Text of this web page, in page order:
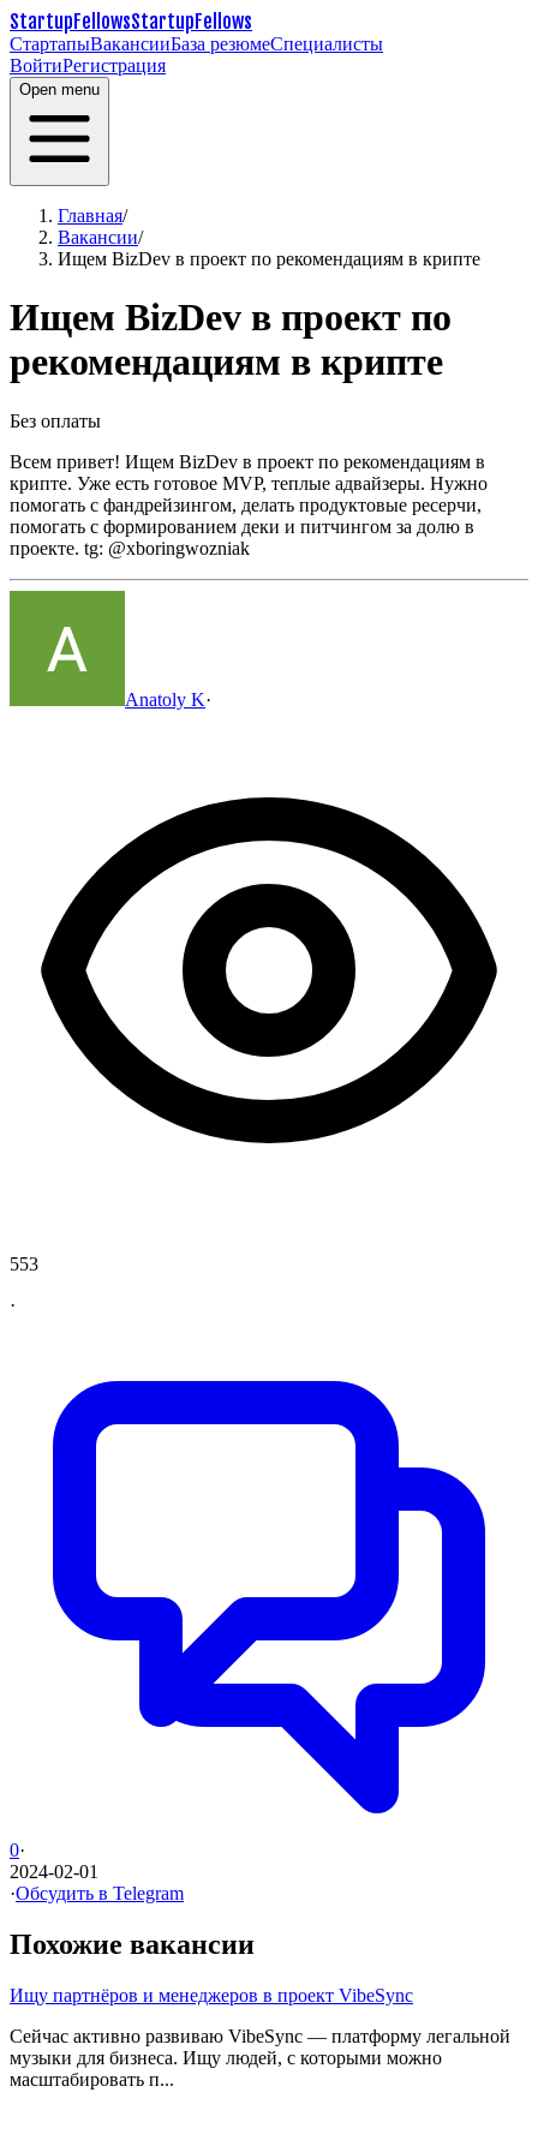
StartupFellowsStartupFellows
СтартапыВакансииБаза резюмеСпециалисты
ВойтиРегистрация
Open menu
Главная/
Вакансии/
Ищем BizDev в проект по рекомендациям в крипте
Ищем BizDev в проект по
рекомендациям в крипте
Без оплаты
Всем привет! Ищем BizDev в проект по рекомендациям в
крипте. Уже есть готовое MVP, теплые адвайзеры. Нужно
помогать с фандрейзингом, делать продуктовые ресерчи,
помогать с формированием деки и питчингом за долю в
проекте. tg: @xboringwozniak
Anatoly K·
553
·
0·
2024-02-01
·Обсудить в Telegram
Похожие вакансии
Ищу партнёров и менеджеров в проект VibeSync
Сейчас активно развиваю VibeSync — платформу легальной
музыки для бизнеса. Ищу людей, с которыми можно
масштабировать п...